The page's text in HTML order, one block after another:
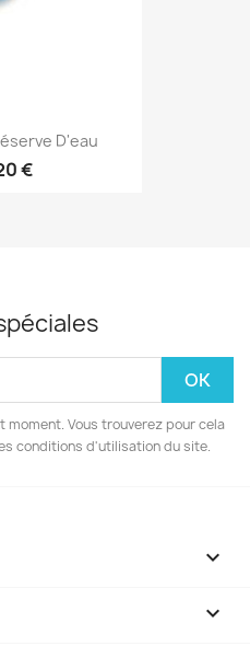
D'eau
€
moment. Vous trouverez pour cela
conditions d'utilisation du site.

